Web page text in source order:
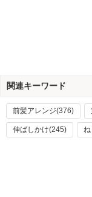
関連キーワード
前髪アレンジ(376)
伸ばしかけ(245)